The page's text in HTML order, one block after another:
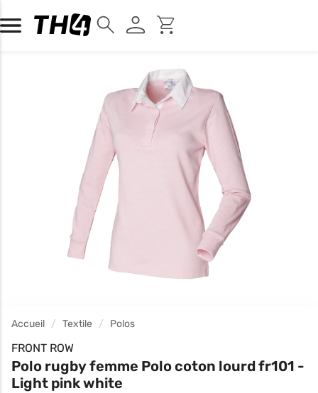
Accueil Textile Polos
FRONT ROW
Polo rugby femme Polo coton lourd fr101 -
Light pink white